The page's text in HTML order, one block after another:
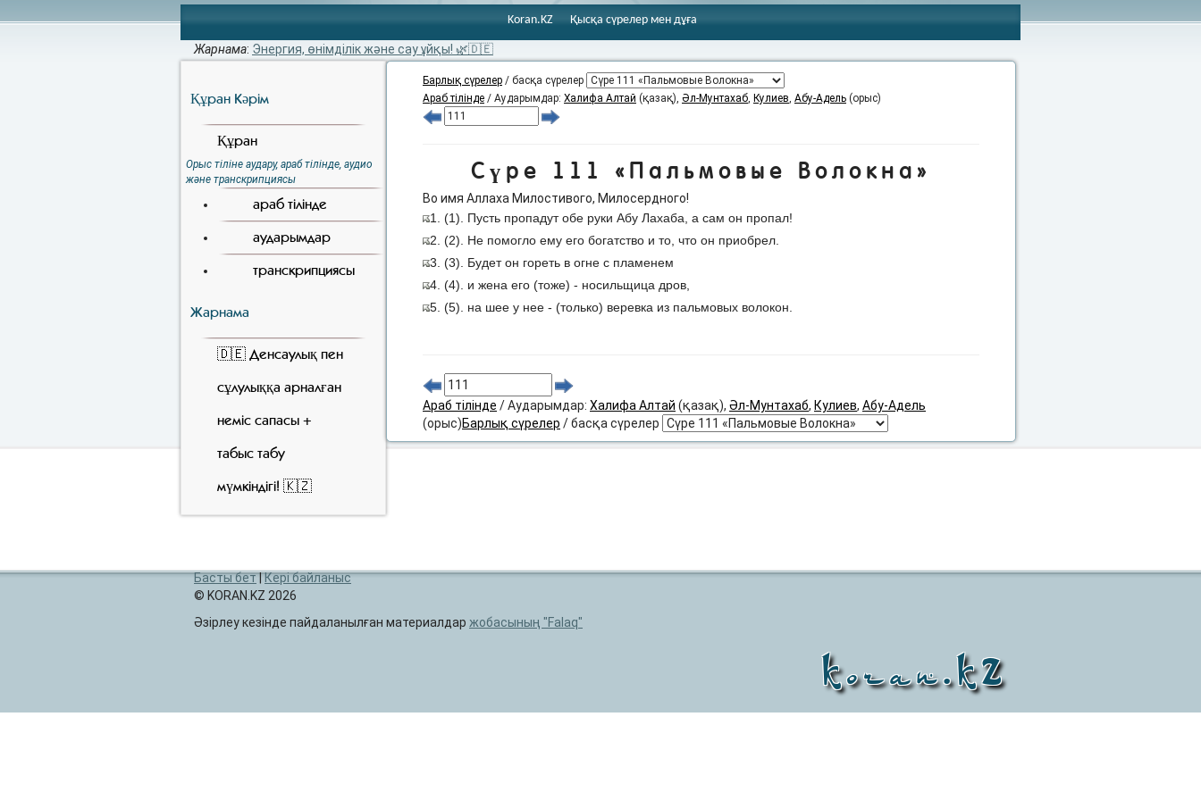
Koran.KZ Қысқа сүрелер мен дұға
Жарнама: Энергия, өнімділік және сау ұйқы! 🌿🇩🇪
Құран Кәрiм
Құран
Орыс тіліне аудару, араб тілінде, аудио
және транскрипциясы
араб тілінде
аударымдар
транскрипциясы
Жарнама
🇩🇪 Денсаулық пен
сұлулыққа арналған
неміс сапасы +
табыс табу
мүмкіндігі! 🇰🇿
Барлық сүрелер / басқа сүрелер
Араб тілінде / Аударымдар: Халифа Алтай (қазақ), Әл-Мунтахаб, Кулиев, Абу-Адель (орыс)
Сүре 111 «Пальмовые Волокна»
Во имя Аллаха Милостивого, Милосердного!
1. (1). Пусть пропадут обе руки Абу Лахаба, а сам он пропал!
2. (2). Не помогло ему его богатство и то, что он приобрел.
3. (3). Будет он гореть в огне с пламенем
4. (4). и жена его (тоже) - носильщица дров,
5. (5). на шее у нее - (только) веревка из пальмовых волокон.
Араб тілінде / Аударымдар: Халифа Алтай (қазақ), Әл-Мунтахаб, Кулиев, Абу-Адель
(орыс)Барлық сүрелер / басқа сүрелер
Басты бет|Кері байланыс
© KORAN.KZ 2026
Әзірлеу кезінде пайдаланылған материалдар жобасының Falaq
Koran.KZ